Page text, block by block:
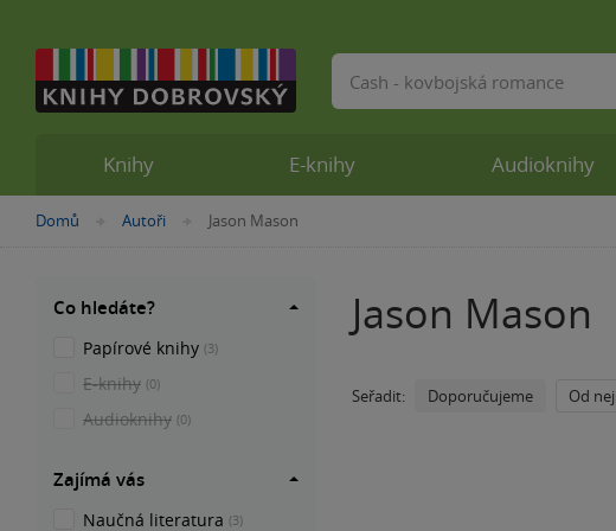
Nacházíte
Domů »Autoři »Jason Mason
Jason Mason
Seřadit: Doporučujeme Od
Co hledáte?
Papírové knihy (3)
E-knihy (0)
Audioknihy (0)
Zajímá vás
Naučná literatura (3)
Knihy E-knihy Audioknihy
Vyhledávání